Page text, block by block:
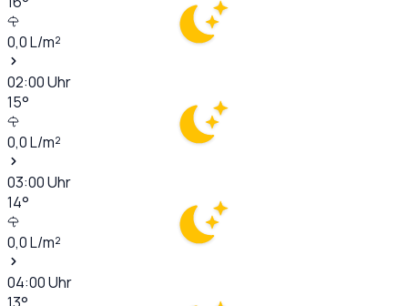
0,0L/m²
02:00Uhr
15°
0,0L/m²
03:00Uhr
14°
0,0L/m²
04:00Uhr